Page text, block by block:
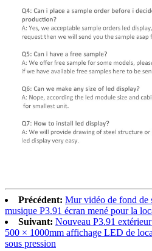
Précédent: Mur vidéo de fond de
musique P3.91 écran mené pour la
Suivant: Nouveau P3.91
500 × 1000mm affichage LED de
sous pression